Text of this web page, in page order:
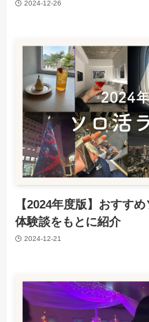
2024-12-26
【2024年度版】おすす
体験談をもとに紹介
2024-12-21